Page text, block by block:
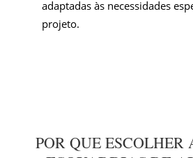
adaptadas às necessidades
projeto.
POR QUE ESCOLHER